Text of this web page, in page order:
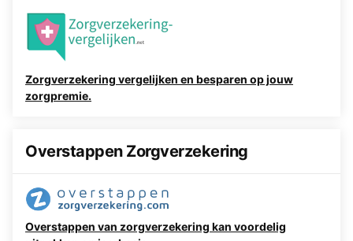
Zorgverzekering vergelijken en besparen op jouw
zorgpremie.
Overstappen Zorgverzekering
Overstappen van zorgverzekering kan voordelig